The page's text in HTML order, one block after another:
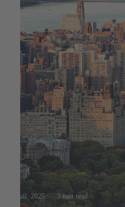
23 juil. 2025 3 min read